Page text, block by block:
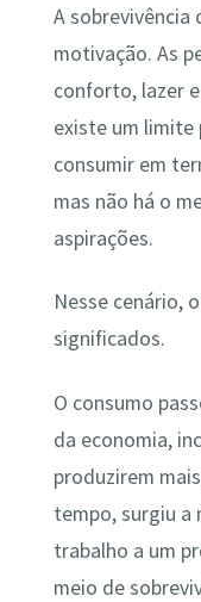
A sobrevivência
motivação. As
conforto, lazer
existe um limite
consumir em
mas não há o
aspirações.
Nesse cenário,
significados.
O consumo
da economia,
produzirem
tempo, surgiu a
trabalho a um
meio de